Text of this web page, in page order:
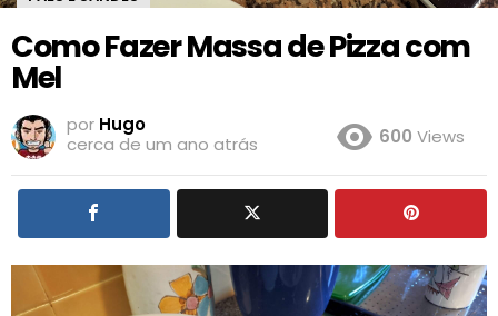
Como Fazer Massa de Pizza com
Mel
por Hugo
cerca de um ano atrás
600 Views